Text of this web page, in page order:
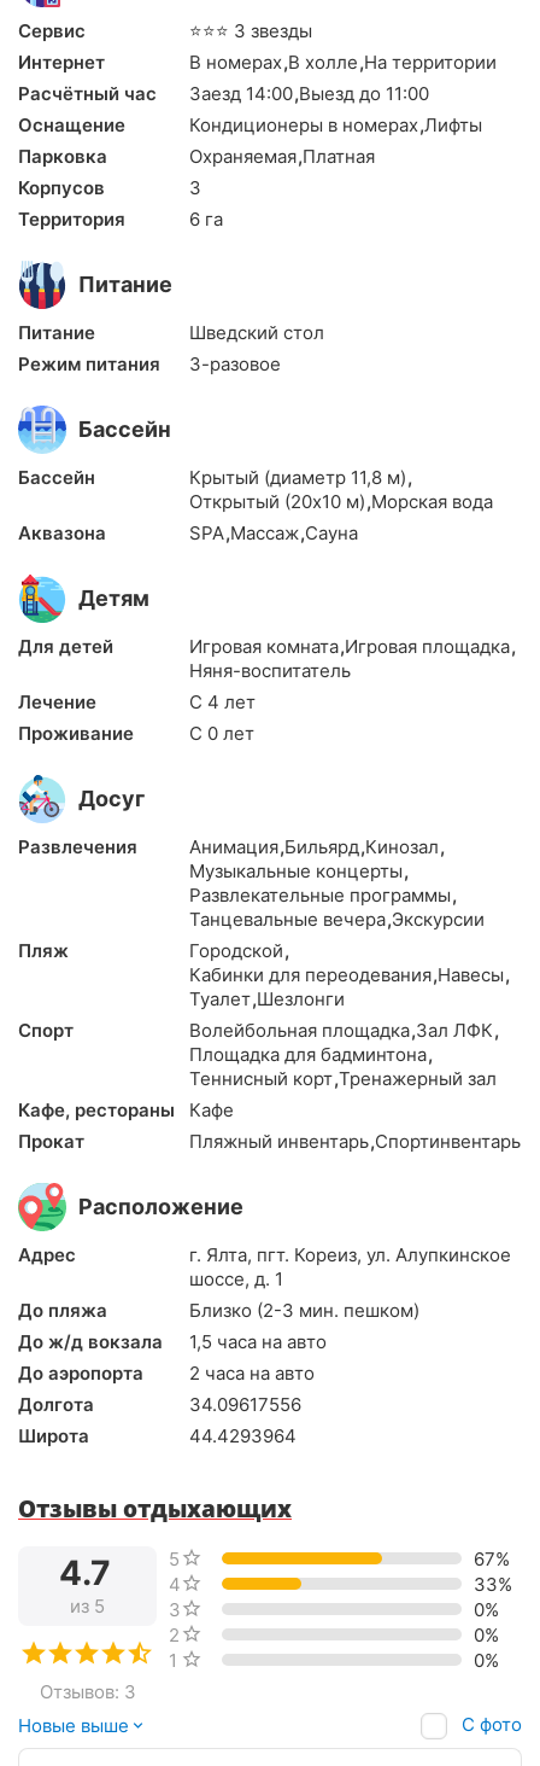
Сервис
⭐⭐⭐ 3 звезды
Интернет
В номерах,В холле,На территории
Расчётный час
Заезд 14:00,Выезд до 11:00
Оснащение
Кондиционеры в номерах,Лифты
Парковка
Охраняемая,Платная
Корпусов
3
Территория
6 га
Питание
Питание
Шведский стол
Режим питания
3-разовое
Бассейн
Бассейн Крытый (диаметр 11,8 м),
Открытый (20х10 м),Морская вода
Аквазона
SPA,Массаж,Сауна
Детям
Для детей Игровая комната,Игровая площадка,
Няня-воспитатель
Лечение
С 4 лет
Проживание
С 0 лет
Досуг
Развлечения Анимация,Бильярд,Кинозал,
Музыкальные концерты,
Развлекательные программы,
Танцевальные вечера,Экскурсии
Пляж
Городской,
Кабинки для переодевания,Навесы,
Туалет,Шезлонги
Спорт
Волейбольная площадка,Зал ЛФК,
Площадка для бадминтона,
Теннисный корт,Тренажерный зал
Кафе, рестораны
Кафе
Прокат
Пляжный инвентарь,Спортинвентарь
Расположение
Адрес
г. Ялта, пгт. Кореиз, ул. Алупкинское
шоссе, д. 1
До пляжа
Близко (2-3 мин. пешком)
До ж/д вокзала
1,5 часа на авто
До аэропорта
2 часа на авто
Долгота
34.09617556
Широта
44.4293964
Отзывы отдыхающих
4.7
из 5
Отзывов: 3
5 звёзд
67%
4 звезды
33%
3 звезды
0%
2 звезды
0%
1 звезда
0%
Новые выше С фото